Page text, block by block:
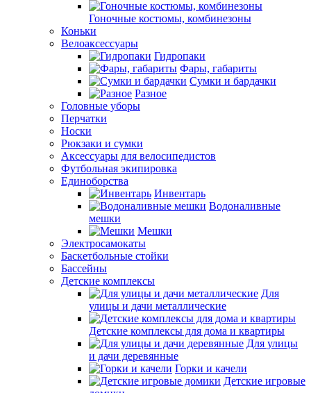
Гоночные костюмы, комбинезоны
Коньки
Велоаксессуары
Гидропаки
Фары, габариты
Сумки и бардачки
Разное
Головные уборы
Перчатки
Носки
Рюкзаки и сумки
Аксессуары для велосипедистов
Футбольная экипировка
Единоборства
Инвентарь
Водоналивные
мешки
Мешки
Электросамокаты
Баскетбольные стойки
Бассейны
Детские комплексы
Для
улицы и дачи металлические
Детские комплексы для дома и квартиры
Для улицы
и дачи деревянные
Горки и качели
Детские игровые